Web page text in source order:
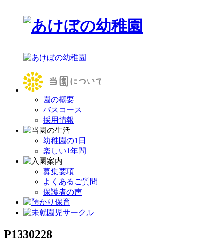
園の概要
バスコース
採用情報
幼稚園の1日
楽しい1年間
募集要項
よくあるご質問
保護者の声
P1330228